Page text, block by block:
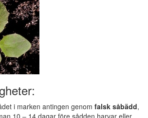
i marken antingen genom falsk såbädd,
10 – 14 dagar före sådden harvar eller